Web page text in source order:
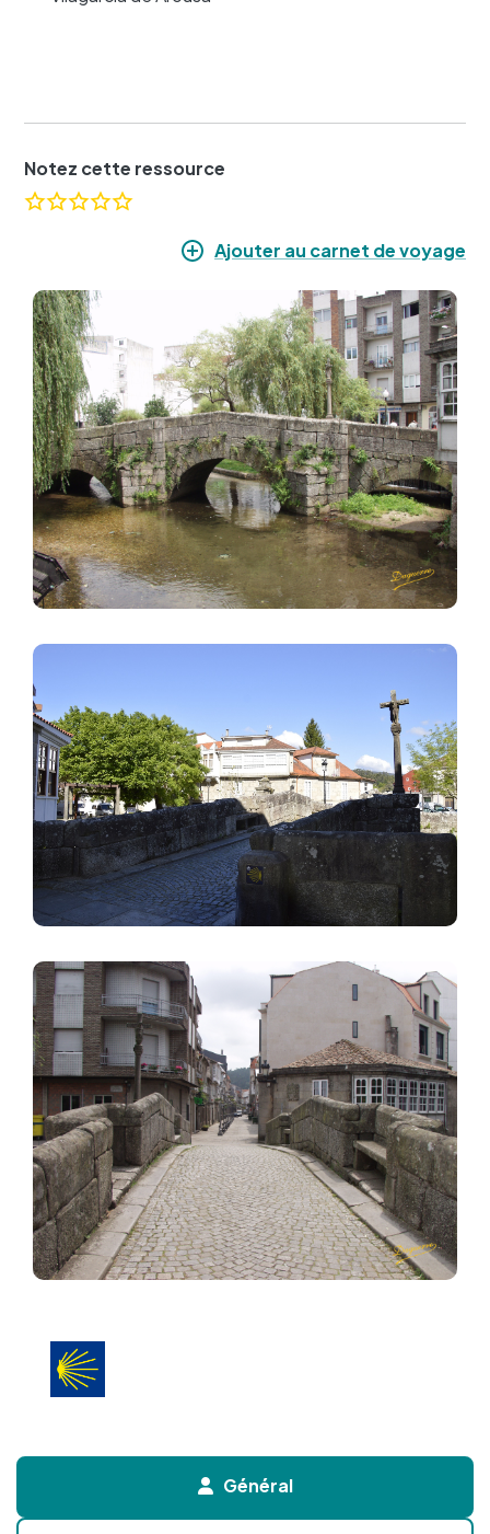
Notez cette ressource
Ajouter au carnet de voyage
Image
Image
Image
Général